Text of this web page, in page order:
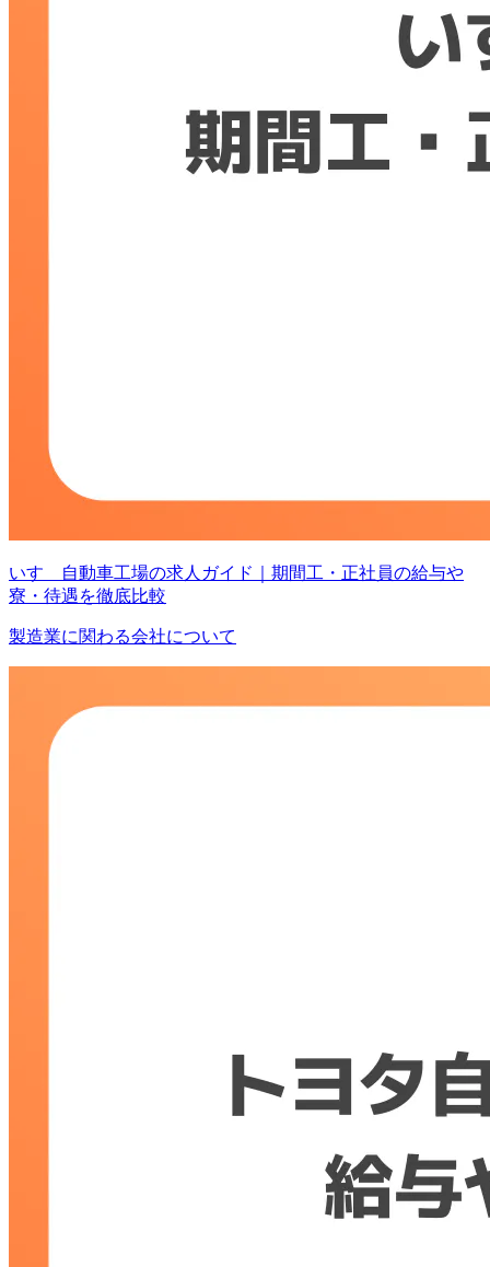
いすゞ自動車工場の求人ガイド｜期間工・正社員の給与や
寮・待遇を徹底比較
製造業に関わる会社について